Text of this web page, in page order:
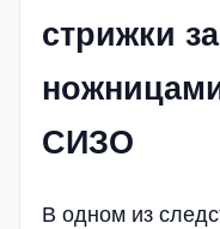
стрижки
СИЗО
В одном из